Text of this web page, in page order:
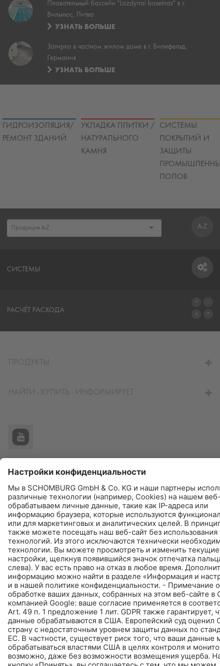
Плавательный бассейн "Lazdynai baseinas" в г.
Вильнюс, Литва
УЗНАТЬ БОЛЬШЕ
Затирка в частном жилом доме в г. Билефельд,
Германия
УЗНАТЬ БОЛЬШЕ
ГИДРОИЗОЛЯЦИЯ/
РЕМОНТ ЗДАНИЙ
УКЛАДКА ПЛИТКИ /
НАТУРАЛЬНОГО
КАМНЯ
СИСТЕМЫ
ПОКРЫТИЙ И
ЗАЩИТЫ
ПОЛОВ
A-Z
СИСТЕМЫ
РАСЧЁТ РАСХОДА
© Schomburg.Импрессум|Информация по защите данных для посетителей сайта
Информация о защите данных
Дизайн и реализация +| LOUIS INTERNET